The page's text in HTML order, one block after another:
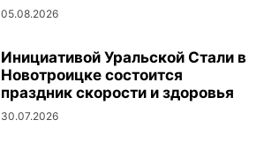
05.08.2026
Инициативой Уральской Стали в
Новотроицке состоится
праздник скорости и здоровья
30.07.2026